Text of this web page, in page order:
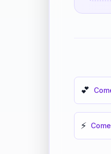
💕
⚡